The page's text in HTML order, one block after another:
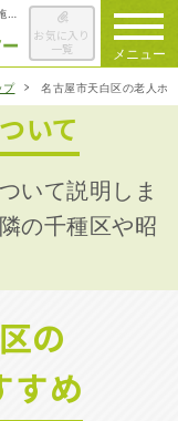
メニュー
お気に入り
一覧
て
る
プ 名古屋市天白区の老人ホ
いて
いて説明しま
の千種区や昭
の
すめ